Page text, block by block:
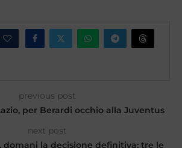
previous post
per Berardi occhio alla Juventus
next post
domani la decisione definitiva: tre le